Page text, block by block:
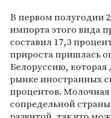
В первом полугодии
импорта этого вида
составил 17,3
прироста пришлась
Белоруссию,
рынке иностранных
процентов.
сопредельной